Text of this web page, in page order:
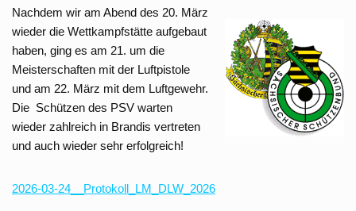
Nachdem wir am Abend des 20. März
wieder die Wettkampfstätte aufgebaut
haben, ging es am 21. um die
Meisterschaften mit der Luftpistole
und am 22. März mit dem Luftgewehr.
Die Schützen des PSV warten
wieder zahlreich in Brandis vertreten
und auch wieder sehr erfolgreich!
2026-03-24__Protokoll_LM_DLW_2026